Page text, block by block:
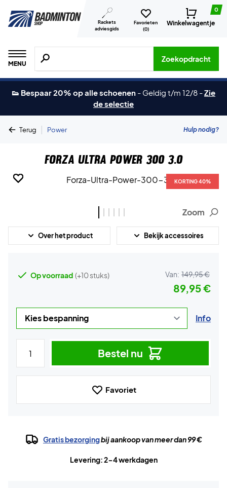
Rackets
adviesgids
Favorieten
(0)
0
Winkelwagentje
MENU
Zoeken naar producten, merken etc.
Zoekopdracht
👟 Bespaar 20% op alle schoenen - Geldig t/m 12/8 -Zie
de selectie
Terug | Power Hulp nodig?
Forza Ultra Power 300 3.0
KORTING 40%
KORTING 40%
KORTING 40%
KORTING 40%
KORTING 40%
KORTING 40%
Zoom
Over het product Bekijk accessoires
Op voorraad (+10 stuks) Van: 149,95 €
89,95 €
Info
Bestel nu
Favoriet
Gratis bezorgingbij aankoop van meer dan 99 €
Levering: 2-4 werkdagen